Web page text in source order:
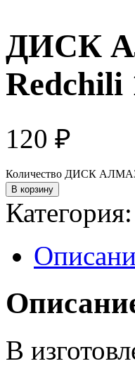
ДИСК
Redchili
120 ₽
Количество ДИСК
В корзину
Категория:
В